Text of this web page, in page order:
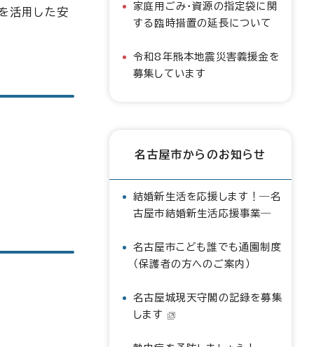
活用した安
家庭用ごみ・資源の指定袋に関
する臨時措置の延長について
令和8年熊本地震災害義援金を
募集しています
名古屋市からのお知らせ
結婚新生活を応援します！―名
古屋市結婚新生活応援事業―
名古屋市こども誰でも通園制度
（保護者の方へのご案内）
名古屋城現天守閣の記録を募集
します